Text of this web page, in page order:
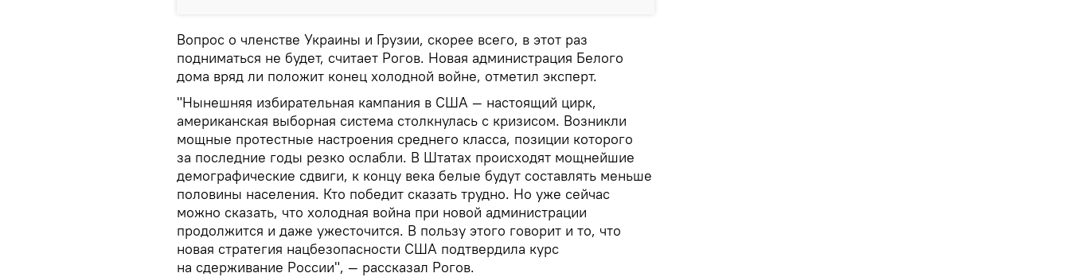
Вопрос о членстве Украины и Грузии, скорее всего, в этот раз
подниматься не будет, считает Рогов. Новая администрация Белого
дома вряд ли положит конец холодной войне, отметил эксперт.
"Нынешняя избирательная кампания в США — настоящий цирк,
американская выборная система столкнулась с кризисом. Возникли
мощные протестные настроения среднего класса, позиции которого
за последние годы резко ослабли. В Штатах происходят мощнейшие
демографические сдвиги, к концу века белые будут составлять меньше
половины населения. Кто победит сказать трудно. Но уже сейчас
можно сказать, что холодная война при новой администрации
продолжится и даже ужесточится. В пользу этого говорит и то, что
новая стратегия нацбезопасности США подтвердила курс
на сдерживание России", — рассказал Рогов.